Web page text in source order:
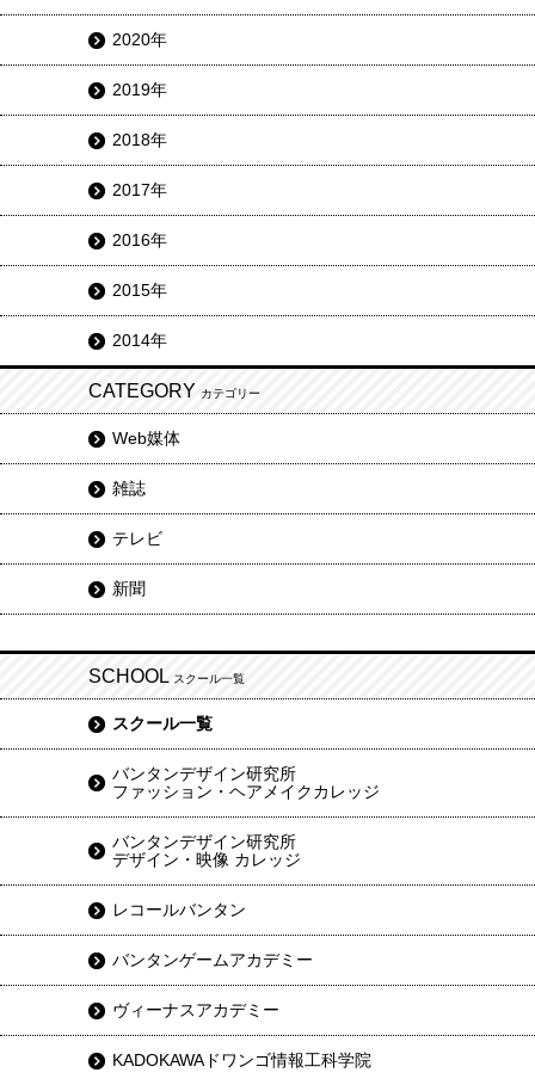
2020年
2019年
2018年
2017年
2016年
2015年
2014年
CATEGORY カテゴリー
Web媒体
雑誌
テレビ
新聞
SCHOOL スクール一覧
スクール一覧
バンタンデザイン研究所
ファッション・ヘアメイクカレッジ
バンタンデザイン研究所
デザイン・映像 カレッジ
レコールバンタン
バンタンゲームアカデミー
ヴィーナスアカデミー
KADOKAWAドワンゴ情報工科学院